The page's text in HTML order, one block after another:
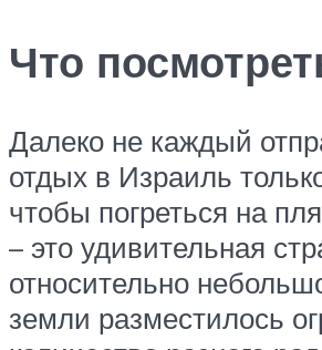
Что
Далеко не каждый
отдых в Израиль
чтобы погреться на
– это удивительная
относительно
земли разместилось